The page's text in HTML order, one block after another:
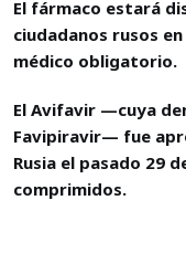
El fármaco estará
ciudadanos rusos
médico obligatorio.
El Avifavir —cuya
Favipiravir— fue
Rusia el pasado 29
comprimidos.